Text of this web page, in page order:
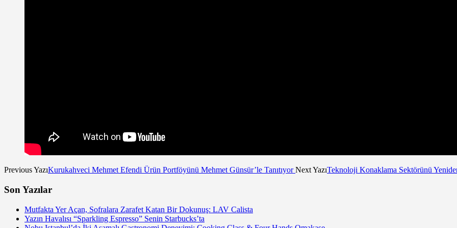
Previous YazıKurukahveci Mehmet Efendi Ürün Portföyünü Mehmet Günsür’le TanıtıyorNext YazıTeknoloji Konaklama Sektörünü
Son Yazılar
Mutfakta Yer Açan, Sofralara Zarafet Katan Bir Dokunuş: LAV Calista
Yazın Havalısı “Sparkling Espresso” Senin Starbucks’ta